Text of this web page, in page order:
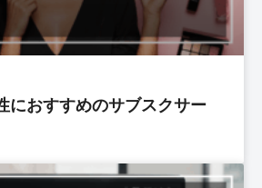
におすすめのサブスクサー